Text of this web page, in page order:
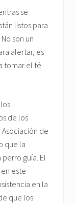
se
listos para
son un
alertar, es
tomar el té
de los
de
que la
guía. El
este
en la
que los